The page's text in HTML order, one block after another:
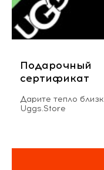
Подарочный
сертификат
Дарите тепло
Uggs.Store